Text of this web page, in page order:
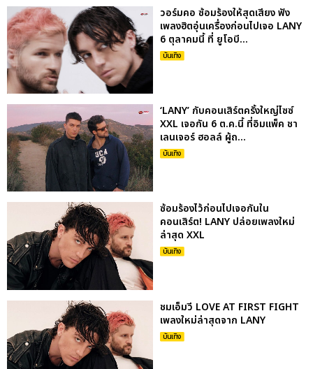
วอร์มคอ ซ้อมร้องให้สุดเสียง ฟัง
เพลงฮิตอุ่นเครื่องก่อนไปเจอ LANY
6 ตุลาคมนี้ ที่ ยูโอบี...
บันเทิง
‘LANY’ กับคอนเสิร์ตครั้งใหญ่ไซซ์
XXL เจอกัน 6 ต.ค.นี้ ที่อิมแพ็ค ชา
เลนเจอร์ ฮอลล์ ผู้ถ...
บันเทิง
ซ้อมร้องไว้ก่อนไปเจอกันใน
คอนเสิร์ต! LANY ปล่อยเพลงใหม่
ล่าสุด XXL
บันเทิง
ชมเอ็มวี LOVE AT FIRST FIGHT
เพลงใหม่ล่าสุดจาก LANY
บันเทิง